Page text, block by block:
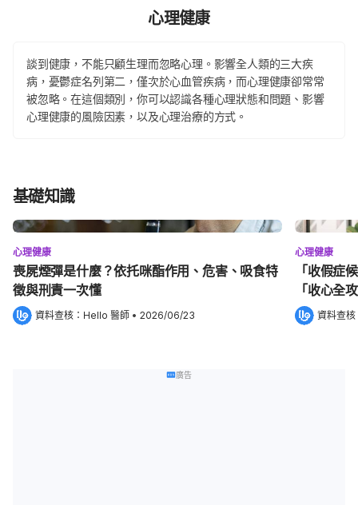
心理健康
談到健康，不能只顧生理而忽略心理。影響全人類的三大疾
病，憂鬱症名列第二，僅次於心血管疾病，而心理健康卻常常
被忽略。在這個類別，你可以認識各種心理狀態和問題、影響
心理健康的風險因素，以及心理治療的方式。
基礎知識
心理健康
喪屍煙彈是什麼？依托咪酯作用、危害、吸食特
徵與刑責一次懂
資料查核： Hello 醫師 • 2026/06/23
心理健康
「收假症
「收心全
資料查核
廣告